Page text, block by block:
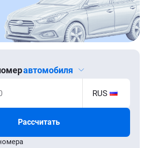
автомобиля
RUS
Рассчитать